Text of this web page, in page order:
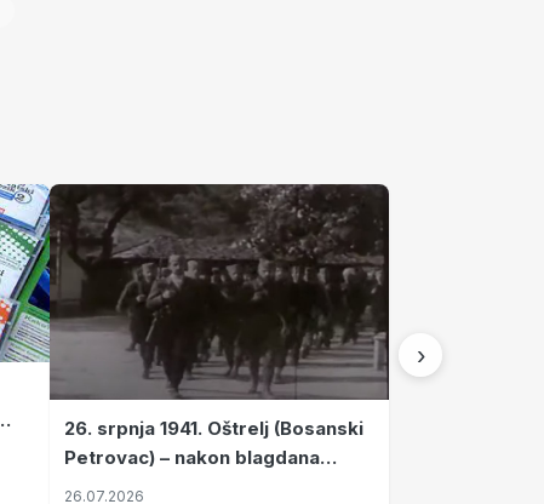
26. srpnja 1941. Oštrelj (Bosanski
Petrovac) – nakon blagdana
Svete Ane izvršen napad srpskih
26.07.2026
›